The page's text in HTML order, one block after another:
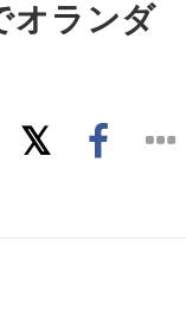
オランダ